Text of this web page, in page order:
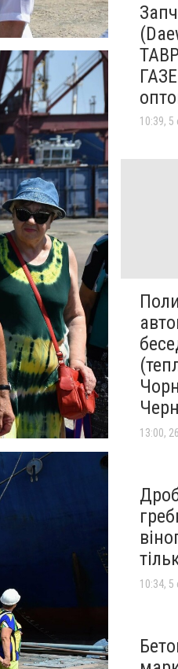
10:39, 5
13:00,
10:34, 5